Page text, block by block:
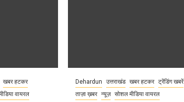
खबर हटकर
वायरल
Dehardun उत्तराखंड खबर हटकर ट्रेंडिंग खबरें
ताज़ा ख़बर न्यूज़ सोशल मीडिया वायरल